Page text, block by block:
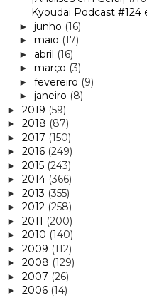
Kyoudai Podcast #124
► junho (16)
► maio (17)
► abril (16)
► março (3)
► fevereiro (9)
► janeiro (8)
► 2019 (59)
► 2018 (87)
► 2017 (150)
► 2016 (249)
► 2015 (243)
► 2014 (366)
► 2013 (355)
► 2012 (258)
► 2011 (200)
► 2010 (140)
► 2009 (112)
► 2008 (129)
► 2007 (26)
► 2006 (14)